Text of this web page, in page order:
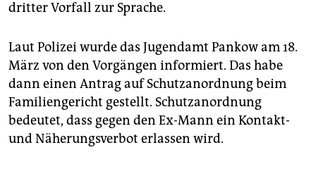
dritter Vorfall zur Sprache.
Laut Polizei wurde das Jugendamt Pankow am 18.
März von den Vorgängen informiert. Das habe
dann einen Antrag auf Schutzanordnung beim
Familiengericht gestellt. Schutzanordnung
bedeutet, dass gegen den Ex-Mann ein Kontakt-
und Näherungsverbot erlassen wird.